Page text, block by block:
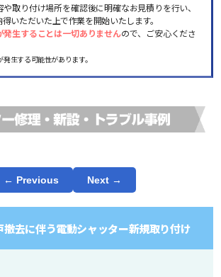
取り付け場所を確認後に明確なお見積りを行い、
いただいた上で作業を開始いたします。
発生することは一切ありませんので、ご安心くださ
生する可能性があります。
← Previous Next →
撤去に伴う電動シャッター新規取り付け